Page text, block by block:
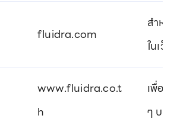
fluidra.com
สำหรั
ในเว็บ
www.fluidra.co.t
h
เพื่อรั
ๆ บนเ